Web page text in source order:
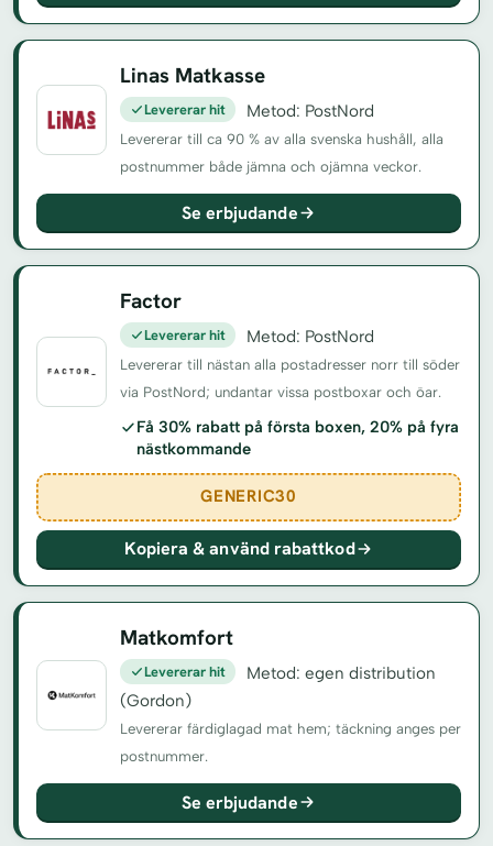
Linas Matkasse
Levererar hit Metod: PostNord
Levererar till ca 90 % av alla svenska hushåll, alla
postnummer både jämna och ojämna veckor.
Se erbjudande
Factor
Levererar hit Metod: PostNord
Levererar till nästan alla postadresser norr till söder
via PostNord; undantar vissa postboxar och öar.
Få 30% rabatt på första boxen, 20% på fyra
nästkommande
GENERIC30
Kopiera & använd rabattkod
Matkomfort
Levererar hit
Metod: egen distribution
(Gordon)
Levererar färdiglagad mat hem; täckning anges per
postnummer.
Se erbjudande